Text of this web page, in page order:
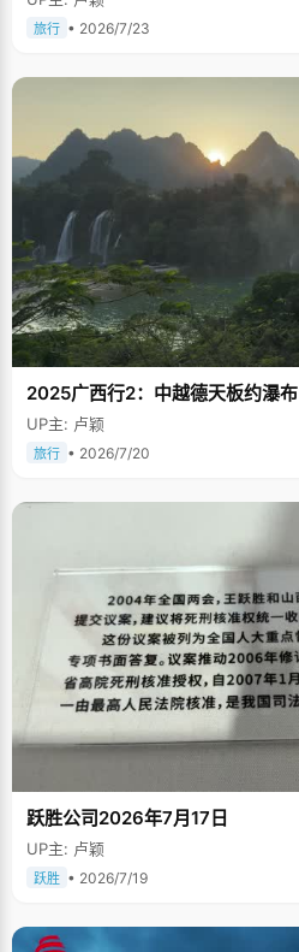
旅行 • 2026/7/23
2025广西行2：中越德天板约瀑布
UP主: 卢颖
旅行 • 2026/7/20
跃胜公司2026年7月17日
UP主: 卢颖
跃胜 • 2026/7/19